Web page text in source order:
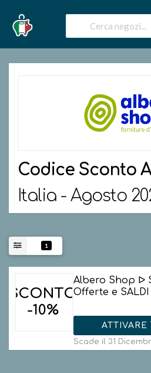
Codice Sconto
Italia - Agosto
1
SCONTO
-10%
Albero Shop ᐅ
Offerte e
ATTIVARE
Scade il 31